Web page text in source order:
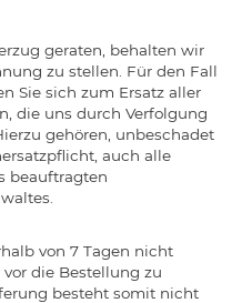
geraten, behalten wir
zu stellen. Für den Fall
Sie sich zum Ersatz aller
die uns durch Verfolgung
gehören, unbeschadet
auch alle
beauftragten
von 7 Tagen nicht
die Bestellung zu
besteht somit nicht